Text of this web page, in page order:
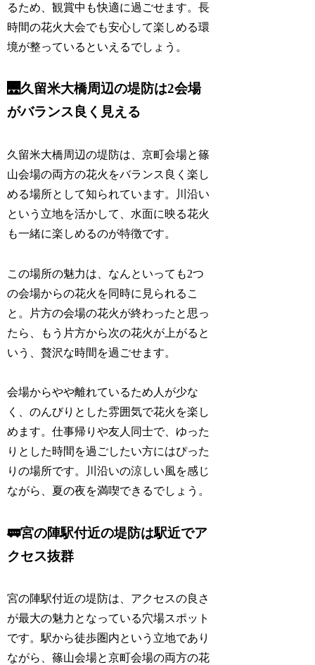
るため、観賞中も快適に過ごせます。長
時間の花火大会でも安心して楽しめる環
境が整っているといえるでしょう。
🌉久留米大橋周辺の堤防は2会場
がバランス良く見える
久留米大橋周辺の堤防は、京町会場と篠
山会場の両方の花火をバランス良く楽し
める場所として知られています。川沿い
という立地を活かして、水面に映る花火
も一緒に楽しめるのが特徴です。
この場所の魅力は、なんといっても2つ
の会場からの花火を同時に見られるこ
と。片方の会場の花火が終わったと思っ
たら、もう片方から次の花火が上がると
いう、贅沢な時間を過ごせます。
会場からやや離れているため人が少な
く、のんびりとした雰囲気で花火を楽し
めます。仕事帰りや友人同士で、ゆった
りとした時間を過ごしたい方にはぴった
りの場所です。川沿いの涼しい風を感じ
ながら、夏の夜を満喫できるでしょう。
🚃宮の陣駅付近の堤防は駅近でア
クセス抜群
宮の陣駅付近の堤防は、アクセスの良さ
が最大の魅力となっている穴場スポット
です。駅から徒歩圏内という立地であり
ながら、篠山会場と京町会場の両方の花